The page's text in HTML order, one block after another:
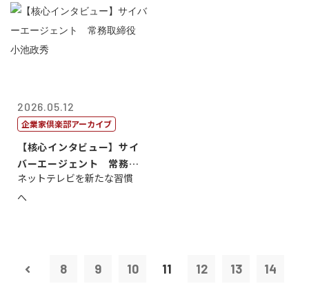
2026.05.12
企業家倶楽部アーカイブ
【核心インタビュー】サイ
バーエージェント 常務取
締役 小池政...
ネットテレビを新たな習慣
へ
8 9 10 11 12 13 14